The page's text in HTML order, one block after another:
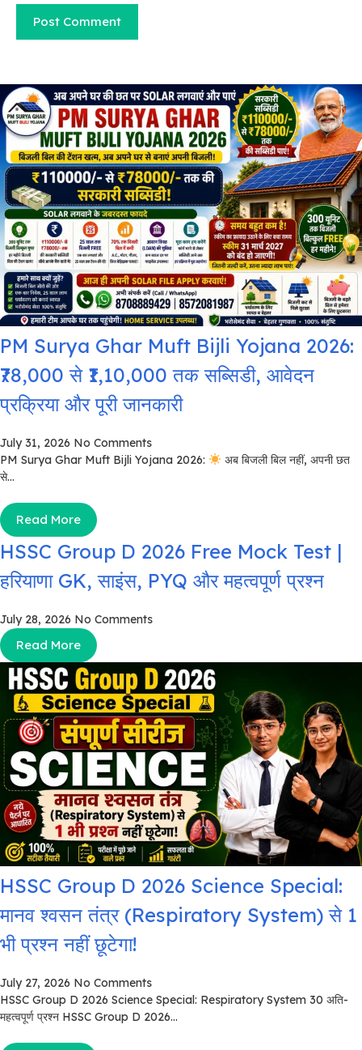
PM Surya Ghar Muft Bijli Yojana 2026:
₹78,000 से ₹1,10,000 तक सब्सिडी, आवेदन
प्रक्रिया और पूरी जानकारी
July 31, 2026 No Comments
PM Surya Ghar Muft Bijli Yojana 2026:
अब बिजली बिल नहीं, अपनी छत
से...
Read More
HSSC Group D 2026 Free Mock Test |
हरियाणा GK, साइंस, PYQ और महत्वपूर्ण प्रश्न
July 28, 2026 No Comments
Read More
HSSC Group D 2026 Science Special:
मानव श्वसन तंत्र (Respiratory System) से 1
भी प्रश्न नहीं छूटेगा!
July 27, 2026 No Comments
HSSC Group D 2026 Science Special: Respiratory System 30 अति-
महत्वपूर्ण प्रश्न HSSC Group D 2026...